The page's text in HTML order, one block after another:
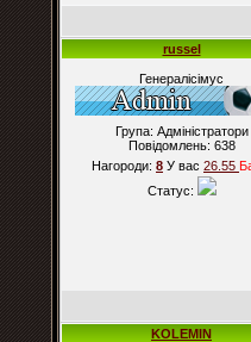
russel
Генералісімус
Група: Адміністратори
Повідомлень: 638
Нагороди: 8 У вас 26.55
Статус:
KOLEMIN